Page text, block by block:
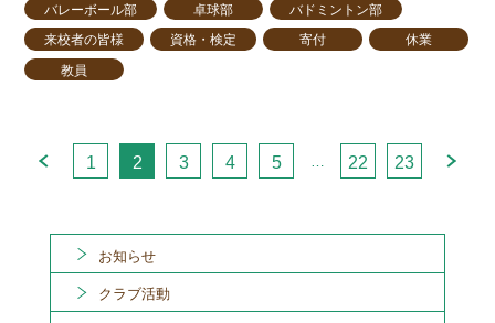
バレーボール部 卓球部
バドミントン部
来校者の皆様
資格・検定 寄付
休業
教員
1 2 3 4 5 22 23
お知らせ
クラブ活動